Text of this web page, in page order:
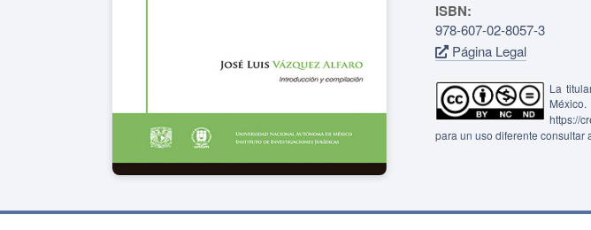
ISBN:
978-607-02-8057-3
Página Legal
La
https://
para un uso diferente consultar